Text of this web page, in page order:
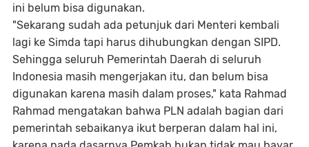
ini belum bisa digunakan.
"Sekarang sudah ada petunjuk dari Menteri kembali
lagi ke Simda tapi harus dihubungkan dengan SIPD.
Sehingga seluruh Pemerintah Daerah di seluruh
Indonesia masih mengerjakan itu, dan belum bisa
digunakan karena masih dalam proses," kata Rahmad
Rahmad mengatakan bahwa PLN adalah bagian dari
pemerintah sebaikanya ikut berperan dalam hal ini,